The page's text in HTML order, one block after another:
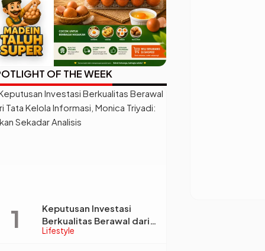
OF THE WEEK
Lifestyle
Keputusan Investasi
Berkualitas Berawal dari
Tata Kelola Informasi,